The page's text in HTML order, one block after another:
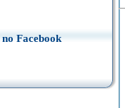
Facebook